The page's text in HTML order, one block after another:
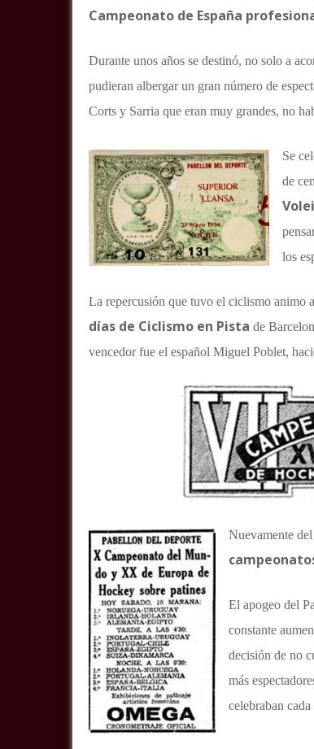
Campeonato de España
Durante unos años se destinó, no solo a
pudieran albergar un gran número de
Corts y Sarria que eran muy grandes, no
Se
de
los
La repercusión que tuvo el ciclismo animo
días de Ciclismo en Pista de
vencedor fue el español Miguel Poblet,
Nuevamente
El apogeo del
constante
decisión de no
más
celebraban